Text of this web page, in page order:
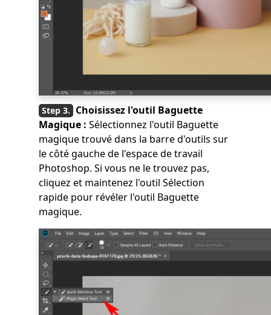
Choisissez l'outil Baguette
Magique : Sélectionnez l'outil Baguette
magique trouvé dans la barre d'outils sur
le côté gauche de l'espace de travail
Photoshop. Si vous ne le trouvez pas,
cliquez et maintenez l'outil Sélection
rapide pour révéler l'outil Baguette
magique.